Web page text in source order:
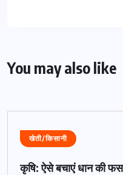
You may also like
खेती/किसानी
कृषि: ऐसे बचाएं धान की